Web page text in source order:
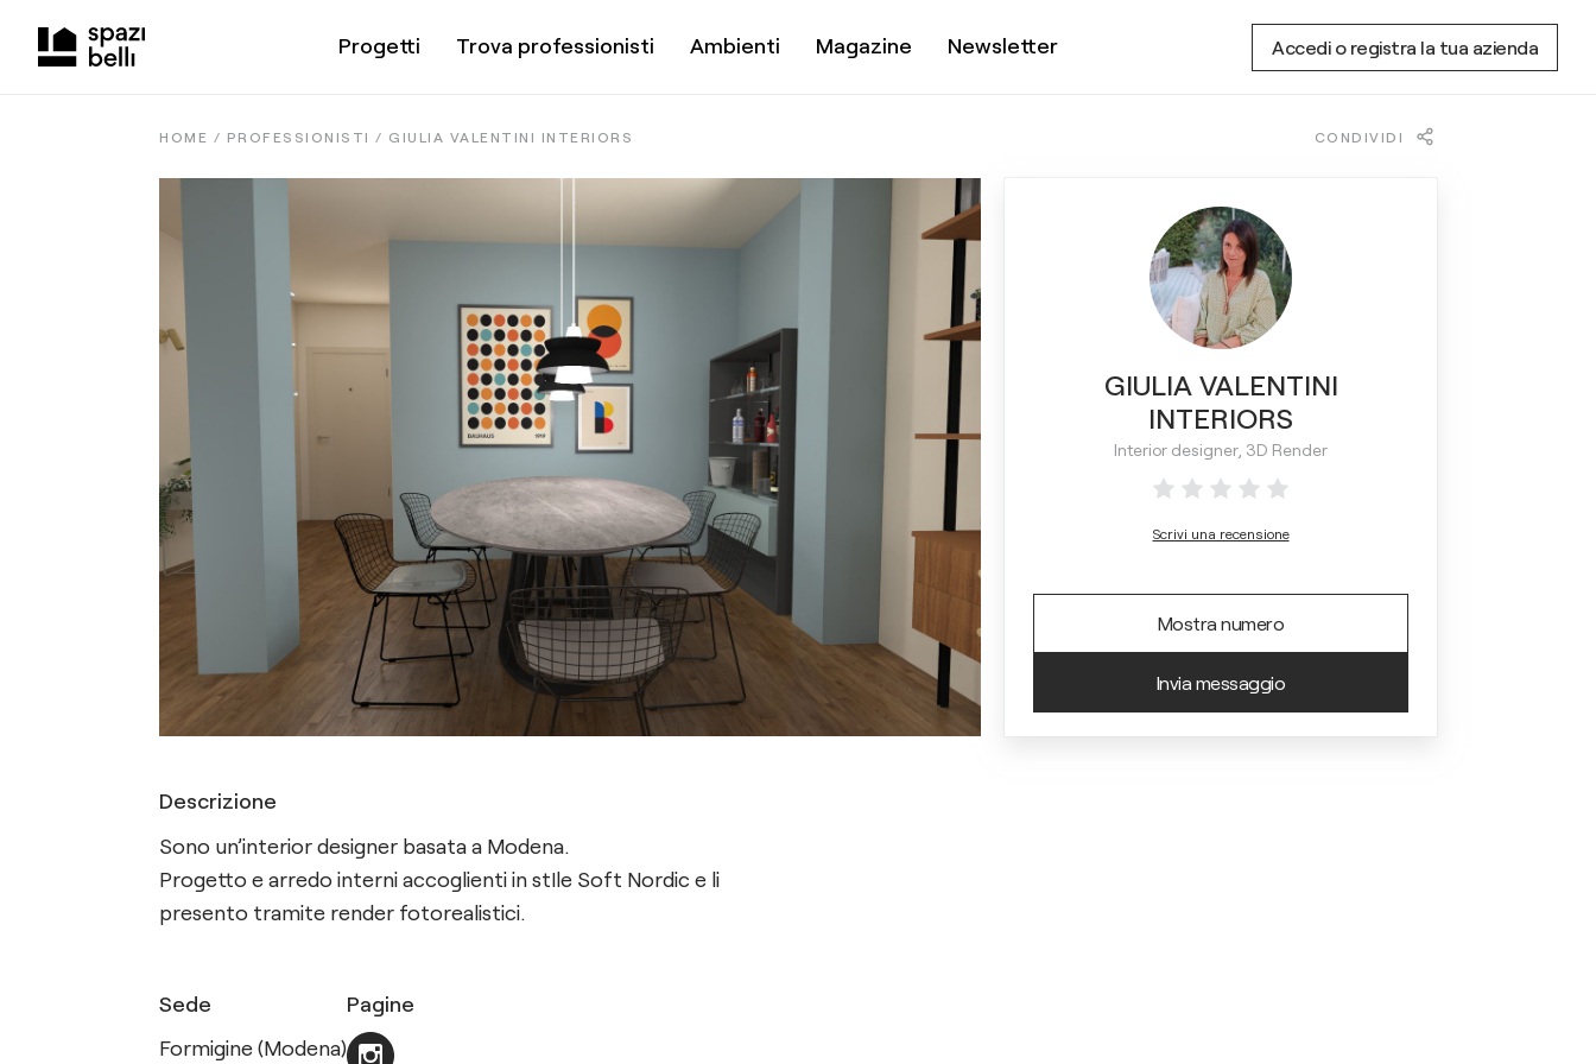
Progetti Trova professionisti Ambienti Magazine Newsletter Accedi o registra la tua azienda
HOME / PROFESSIONISTI / GIULIA VALENTINI INTERIORS CONDIVIDI
GIULIA VALENTINI
INTERIORS
Interior designer, 3D Render
Scrivi una recensione
Mostra numero
Invia messaggio
Descrizione
Sono un’interior designer basata a Modena.
Progetto e arredo interni accoglienti in stIle Soft Nordic e li
presento tramite render fotorealistici.
Sede
Formigine (Modena)
Pagine